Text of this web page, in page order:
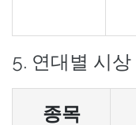
5. 연대별 시상
종목